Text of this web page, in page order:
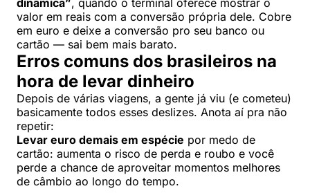
dinâmica”, quando o terminal oferece mostrar o
valor em reais com a conversão própria dele. Cobre
em euro e deixe a conversão pro seu banco ou
cartão — sai bem mais barato.
Erros comuns dos brasileiros na
hora de levar dinheiro
Depois de várias viagens, a gente já viu (e cometeu)
basicamente todos esses deslizes. Anota aí pra não
repetir:
Levar euro demais em espécie por medo de
cartão: aumenta o risco de perda e roubo e você
perde a chance de aproveitar momentos melhores
de câmbio ao longo do tempo.